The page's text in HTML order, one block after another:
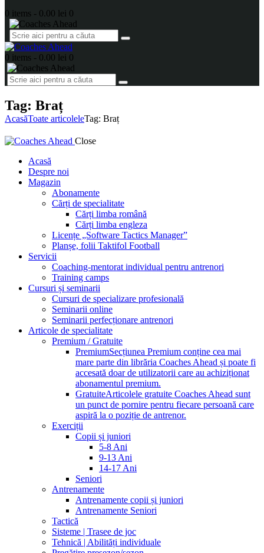
0 items - 0.00 lei 0
0 items - 0.00 lei 0
Tag: Braț
AcasăToate articoleleTag: Braț
Close
Acasă
Despre noi
Magazin
Abonamente
Cărți de specialitate
Cărți limba română
Cărți limba engleza
Licențe „Software Tactics Manager”
Planșe, folii Taktifol Football
Servicii
Coaching-mentorat individual pentru antrenori
Training camps
Cursuri și seminarii
Cursuri de specializare profesională
Seminarii online
Seminarii perfecționare antrenori
Articole de specialitate
Premium / Gratuite
PremiumSecțiunea Premium conține cea mai
mare parte din librăria Coaches Ahead și poate fi
accesată doar de utilizatorii care au achiziționat
abonamentul premium.
GratuiteArticolele gratuite Coaches Ahead sunt
un punct de pornire pentru fiecare persoană care
aspiră la o poziție de antrenor.
Exerciții
Copii și juniori
5-8 Ani
9-13 Ani
14-17 Ani
Seniori
Antrenamente
Antrenamente copii și juniori
Antrenamente Seniori
Tactică
Sisteme | Trasee de joc
Tehnică | Abilități individuale